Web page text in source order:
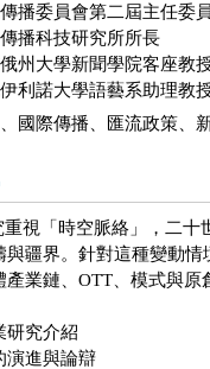
播委員會第二屆主任委
播科技研究所所長
州大學新聞學院客座教
利諾大學語藝系助理教
國際傳播、匯流政策、
「時空脈絡」，二十
與疆界。針對這種變動
產業鏈、OTT、模式與
研究介紹
演進與論辯